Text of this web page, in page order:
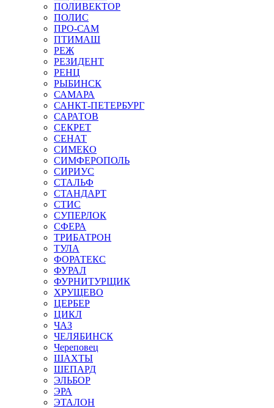
ПОЛИВЕКТОР
ПОЛИС
ПРО-САМ
ПТИМАШ
РЕЖ
РЕЗИДЕНТ
РЕНЦ
РЫБИНСК
САМАРА
САНКТ-ПЕТЕРБУРГ
САРАТОВ
СЕКРЕТ
СЕНАТ
СИМЕКО
СИМФЕРОПОЛЬ
СИРИУС
СТАЛЬФ
СТАНДАРТ
СТИС
СУПЕРЛОК
СФЕРА
ТРИБАТРОН
ТУЛА
ФОРАТЕКС
ФУРАЛ
ФУРНИТУРЩИК
ХРУЩЕВО
ЦЕРБЕР
ЦИКЛ
ЧАЗ
ЧЕЛЯБИНСК
Череповец
ШАХТЫ
ШЕПАРД
ЭЛЬБОР
ЭРА
ЭТАЛОН